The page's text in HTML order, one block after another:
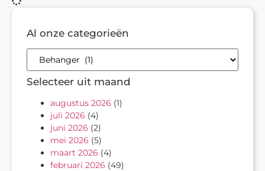
Al onze categorieën
Selecteer uit maand
augustus 2026 (1)
juli 2026 (4)
juni 2026 (2)
mei 2026 (5)
maart 2026 (4)
februari 2026 (49)